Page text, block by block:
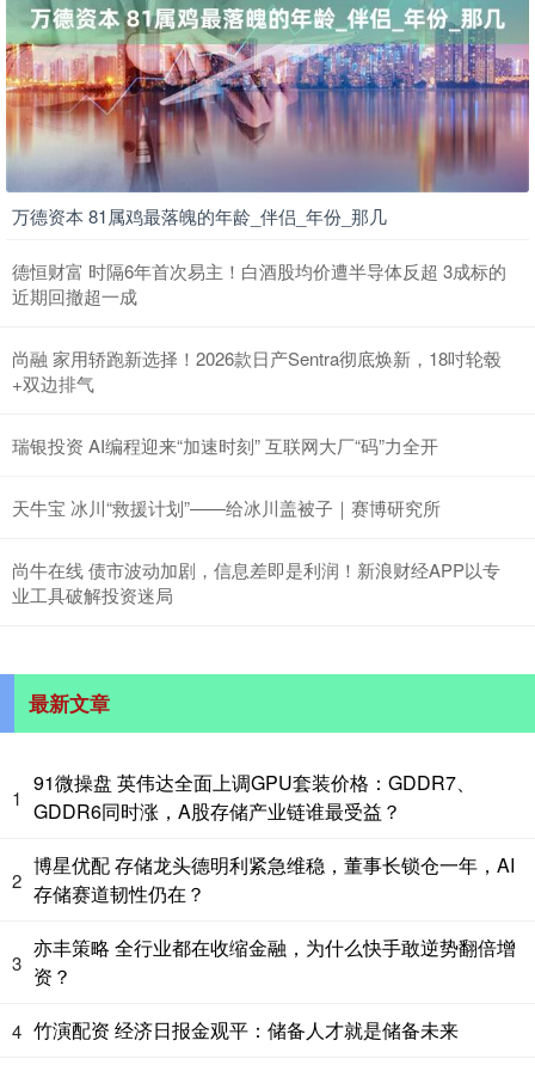
万德资本 81属鸡最落魄的年龄_伴侣_年份_那几
德恒财富 时隔6年首次易主！白酒股均价遭半导体反超 3成标的
近期回撤超一成
尚融 家用轿跑新选择！2026款日产Sentra彻底焕新，18吋轮毂
+双边排气
瑞银投资 AI编程迎来“加速时刻” 互联网大厂“码”力全开
天牛宝 冰川“救援计划”——给冰川盖被子｜赛博研究所
尚牛在线 债市波动加剧，信息差即是利润！新浪财经APP以专
业工具破解投资迷局
最新文章
1
91微操盘 英伟达全面上调GPU套装价格：GDDR7、
GDDR6同时涨，A股存储产业链谁最受益？
2
博星优配 存储龙头德明利紧急维稳，董事长锁仓一年，AI
存储赛道韧性仍在？
3
亦丰策略 全行业都在收缩金融，为什么快手敢逆势翻倍增
资？
4 竹演配资 经济日报金观平：储备人才就是储备未来